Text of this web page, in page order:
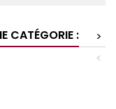
CATÉGORIE :
>
<